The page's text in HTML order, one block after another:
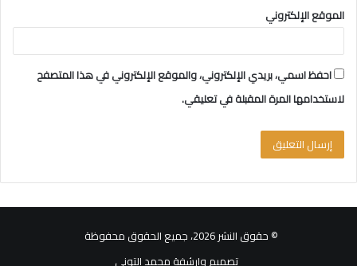
الموقع الإلكتروني
احفظ اسمي، بريدي الإلكتروني، والموقع الإلكتروني في هذا المتصفح
لاستخدامها المرة المقبلة في تعليقي.
© حقوق النشر 2026، جميع الحقوق محفوظة
تصميم وارشفة محمد التوني